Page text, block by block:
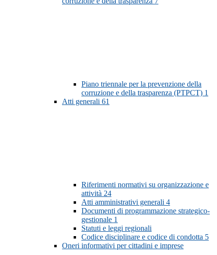
Piano triennale per la prevenzione della
corruzione e della trasparenza (PTPCT) 1
Atti generali 61
Riferimenti normativi su organizzazione e
attività 24
Atti amministrativi generali 4
Documenti di programmazione strategico-
gestionale 1
Statuti e leggi regionali
Codice disciplinare e codice di condotta 5
Oneri informativi per cittadini e imprese